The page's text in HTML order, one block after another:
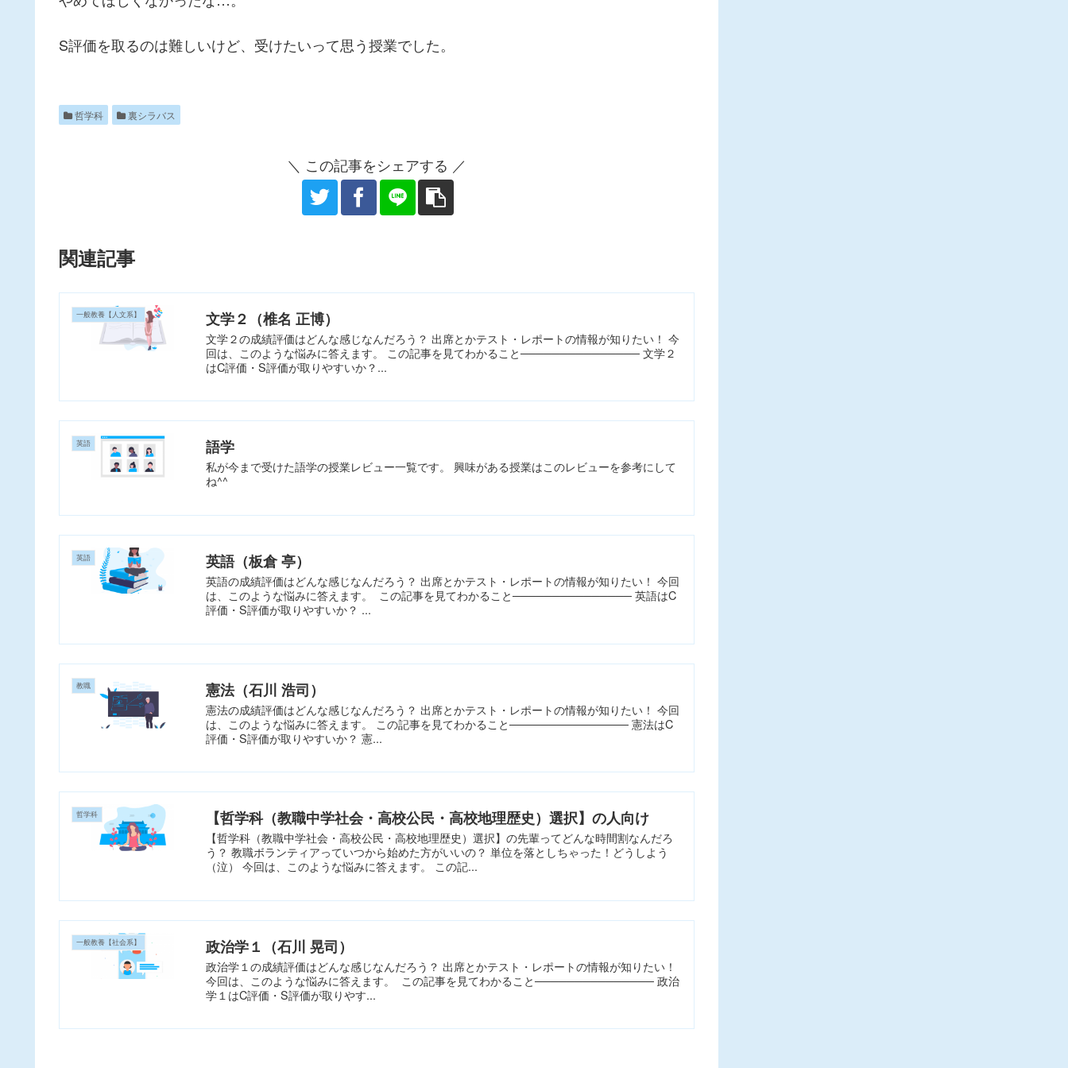
S評価を取るのは難しいけど、受けたいって思う授業でした。
哲学科 裏シラバス
＼ この記事をシェアする ／
関連記事
一般教養【人文系】 文学２（椎名 正博）
文学２の成績評価はどんな感じなんだろう？ 出席とかテスト・レポートの情報が知りたい！ 今
回は、このような悩みに答えます。 この記事を見てわかること─────────────── 文学２
はC評価・S評価が取りやすいか？...
英語 語学
私が今まで受けた語学の授業レビュー一覧です。 興味がある授業はこのレビューを参考にして
ね^^
英語 英語（板倉 亭）
英語の成績評価はどんな感じなんだろう？ 出席とかテスト・レポートの情報が知りたい！ 今回
は、このような悩みに答えます。 この記事を見てわかること─────────────── 英語はC
評価・S評価が取りやすいか？ ...
教職 憲法（石川 浩司）
憲法の成績評価はどんな感じなんだろう？ 出席とかテスト・レポートの情報が知りたい！ 今回
は、このような悩みに答えます。 この記事を見てわかること─────────────── 憲法はC
評価・S評価が取りやすいか？ 憲...
哲学科 【哲学科（教職中学社会・高校公民・高校地理歴史）選択】の人向け
【哲学科（教職中学社会・高校公民・高校地理歴史）選択】の先輩ってどんな時間割なんだろ
う？ 教職ボランティアっていつから始めた方がいいの？ 単位を落としちゃった！どうしよう
（泣） 今回は、このような悩みに答えます。 この記...
一般教養【社会系】 政治学１（石川 晃司）
政治学１の成績評価はどんな感じなんだろう？ 出席とかテスト・レポートの情報が知りたい！
今回は、このような悩みに答えます。 この記事を見てわかること─────────────── 政治
学１はC評価・S評価が取りやす...